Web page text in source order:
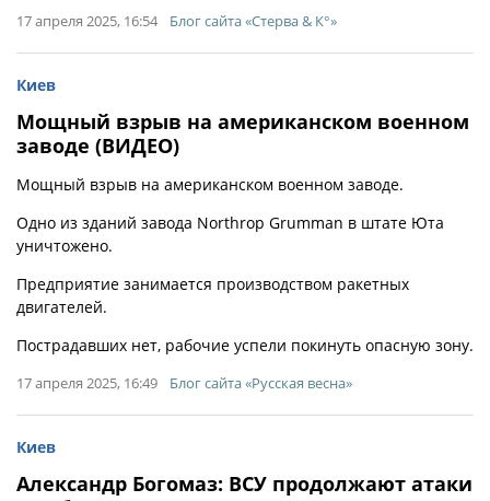
17 апреля 2025, 16:54 Блог сайта «Стерва & К°»
Киев
Мощный взрыв на американском военном
заводе (ВИДЕО)
Мощный взрыв на американском военном заводе.
Одно из зданий завода Northrop Grumman в штате Юта
уничтожено.
Предприятие занимается производством ракетных
двигателей.
Пострадавших нет, рабочие успели покинуть опасную зону.
17 апреля 2025, 16:49 Блог сайта «Русская весна»
Киев
Александр Богомаз: ВСУ продолжают атаки